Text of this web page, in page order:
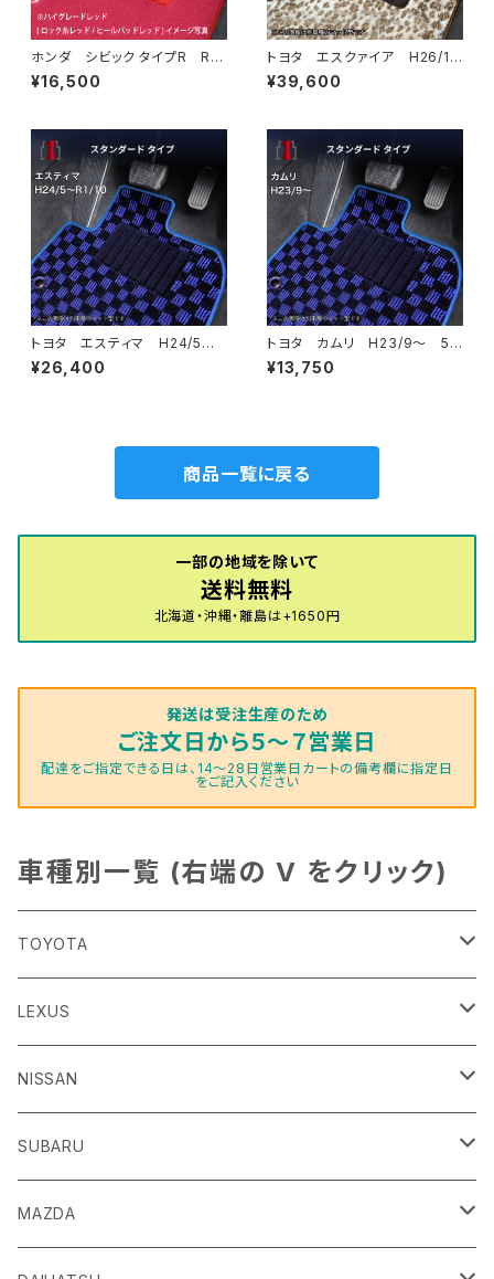
ホンダ シビック タイプR R4/
9〜 FL5 フロアマット一式
カーマット ハイグレードタイプ
¥16,500
トヨタ エスクァイア H26/1
0〜R3/12 80系 フロアマッ
ト一式 カーマット スペシャル
¥39,600
トヨタ エスティマ H24/5〜R
1/10（後期） 50系 フロアマッ
ト一式 カーマット スタンダー
¥26,400
トヨタ カムリ H23/9〜 5
0/70系 フロアマット一式 カ
ーマット スタンダードタイプ
¥13,750
商品一覧に戻る
一部の地域を除いて
送料無料
北海道・沖縄・離島は+1650円
発送は受注生産のため
ご注文日から５～７営業日
配達をご指定できる日は、14～28日営業日カートの備考欄に指定日
をご記入ください
車種別一覧 (右端の V をクリック)
TOYOTA
86
H24/4～R3/8 ZN6
GR86
R3/10～ ZN8
ｂＢ
H17/12～H28/8 20系
ｂZ４X
LEXUS
ＣＴ
H23/1～R4/11
ＥＳ
H30/10～
ＧＳ
NISSAN
ＡＤ
H18/12～ Y12
ＧＴ－Ｒ
SUBARU
ＢＲＺ
MAZDA